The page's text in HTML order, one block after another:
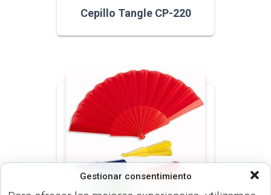
Gestionar consentimiento
Cepillo Tangle CP-220